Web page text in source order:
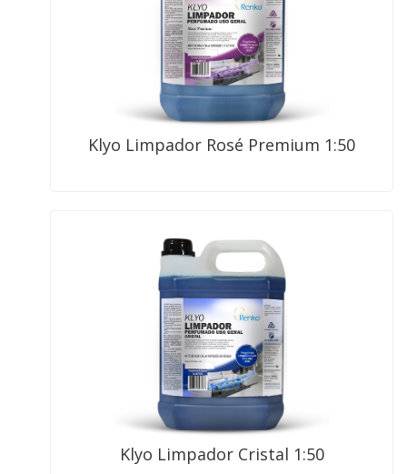
Klyo Limpador Rosé Premium 1:50
Klyo Limpador Cristal 1:50